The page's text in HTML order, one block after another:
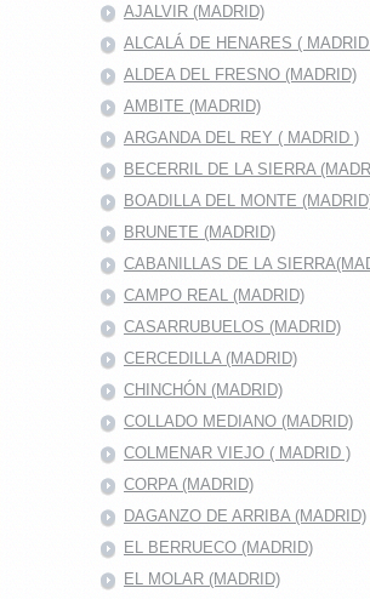
AJALVIR (MADRID)
ALCALÁ DE HENARES (
ALDEA DEL FRESNO (MADRID)
AMBITE (MADRID)
ARGANDA DEL REY ( MADRID )
BECERRIL DE LA SIERRA
BOADILLA DEL MONTE
BRUNETE (MADRID)
CABANILLAS DE LA
CAMPO REAL (MADRID)
CASARRUBUELOS (MADRID)
CERCEDILLA (MADRID)
CHINCHÓN (MADRID)
COLLADO MEDIANO (MADRID)
COLMENAR VIEJO ( MADRID )
CORPA (MADRID)
DAGANZO DE ARRIBA (MADRID)
EL BERRUECO (MADRID)
EL MOLAR (MADRID)